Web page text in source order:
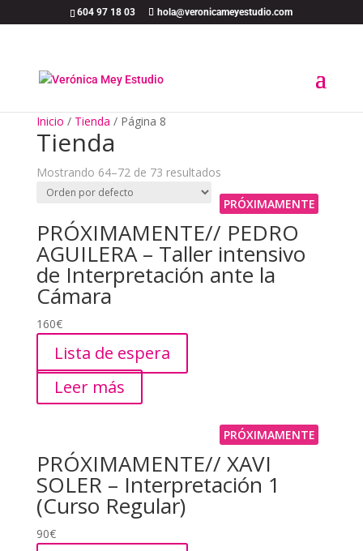
604 97 18 03 hola@veronicameyestudio.com
Inicio / Tienda / Página 8
Tienda
Mostrando 64–72 de 73 resultados
PRÓXIMAMENTE
PRÓXIMAMENTE// PEDRO
AGUILERA – Taller intensivo
de Interpretación ante la
Cámara
160€
Lista de espera
Leer más
PRÓXIMAMENTE
PRÓXIMAMENTE// XAVI
SOLER – Interpretación 1
(Curso Regular)
90€